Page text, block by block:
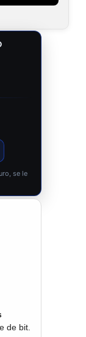
se le
de bit.